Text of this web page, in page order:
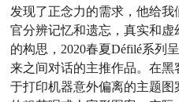
发现了正念力的需求，他给
官分辨记忆和遗忘，真实和虚
的构思，2020春夏Défilé系列
来之间对话的主推作品。在
于打印机器意外偏离的主题